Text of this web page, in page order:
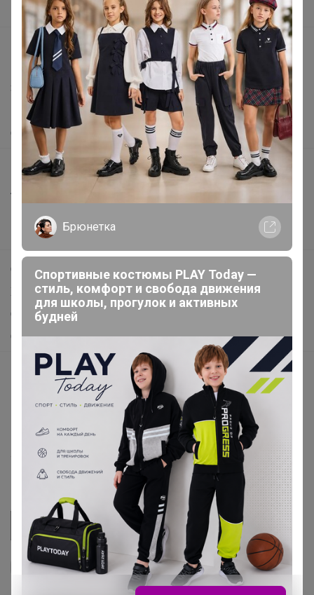
Вакансии
support@24-ok.ru
Написать в поддержку
Защита покупателя
Помощь
О нас
Все предложения
Анонсы
Новости
Поддержка альпак
Самое выгодное
Хиты продаж
Самое желанное
Самое быстрое
Начать зарабатывать с 24-ok
Picabox.ru - Лучшее место для ваших изображений
Розыгрыш - Генератор случайных чисел
Пульс нашего маркетплейса
Укорачиватель ссылок
Брюнетка
Спортивные костюмы PLAY Today —
стиль, комфорт и свобода движения
для школы, прогулок и активных
будней